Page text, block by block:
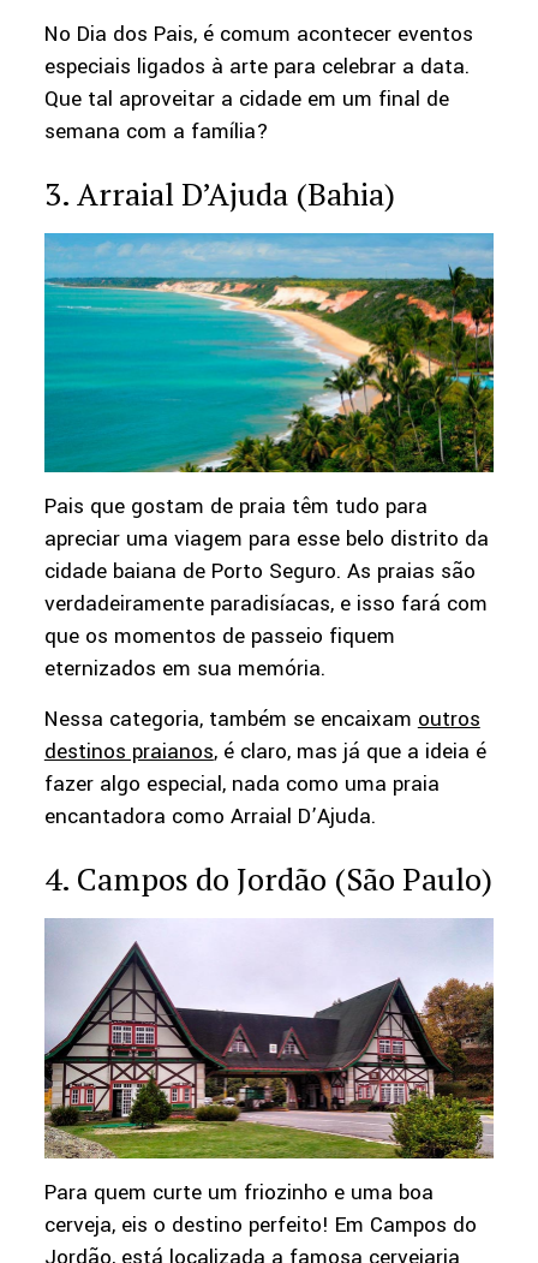
No Dia dos Pais, é comum acontecer eventos
especiais ligados à arte para celebrar a data.
Que tal aproveitar a cidade em um final de
semana com a família?
3. Arraial D’Ajuda (Bahia)
Pais que gostam de praia têm tudo para
apreciar uma viagem para esse belo distrito da
cidade baiana de Porto Seguro. As praias são
verdadeiramente paradisíacas, e isso fará com
que os momentos de passeio fiquem
eternizados em sua memória.
Nessa categoria, também se encaixamoutros
destinos praianos, é claro, mas já que a ideia é
fazer algo especial, nada como uma praia
encantadora como Arraial D’Ajuda.
4. Campos do Jordão (São Paulo)
Para quem curte um friozinho e uma boa
cerveja, eis o destino perfeito! Em Campos do